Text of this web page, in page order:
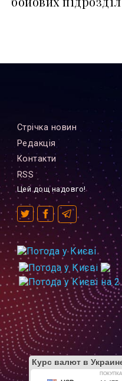
Стрiчка новин
Редакцiя
Контакти
RSS
Цей дощ надовго!